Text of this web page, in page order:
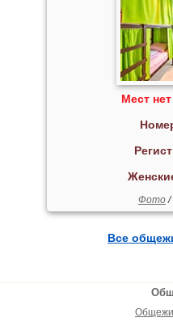
Мест нет
Фото/
Все